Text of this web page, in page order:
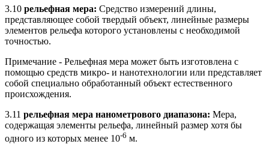
3.10 рельефная мера: Средство измерений длины,
представляющее собой твердый объект, линейные размеры
элементов рельефа которого установлены с необходимой
точностью.
Примечание - Рельефная мера может быть изготовлена с
помощью средств микро- и нанотехнологии или представляет
собой специально обработанный объект естественного
происхождения.
3.11 рельефная мера нанометрового диапазона: Мера,
содержащая элементы рельефа, линейный размер хотя бы
одного из которых менее 10-6 м.